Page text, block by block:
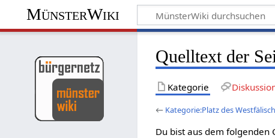
MünsterWiki
Quelltext der
Kategorie
← Kategorie:Platz des
Du bist aus dem folgenden